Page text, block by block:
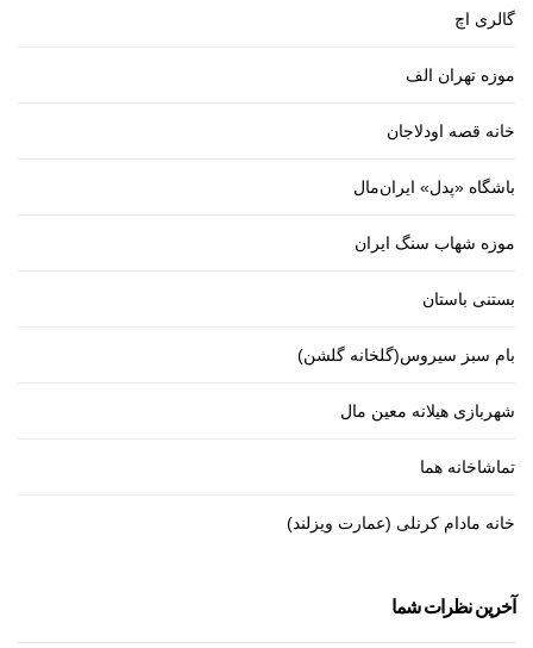
گالری اچ
موزه تهران الف
خانه قصه اودلاجان
باشگاه «پدل» ایران‌مال
موزه شهاب سنگ ایران
بستنی باستان
بام سبز سیروس(گلخانه گلشن)
شهربازی هیلانه معین مال
تماشاخانه هما
خانه مادام کرنلی (عمارت ویزلند)
آخرین نظرات شما